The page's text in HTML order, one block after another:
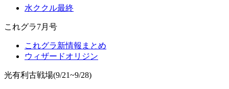
水ククル最終
これグラ7月号
これグラ新情報まとめ
ウィザードオリジン
光有利古戦場(9/21~9/28)